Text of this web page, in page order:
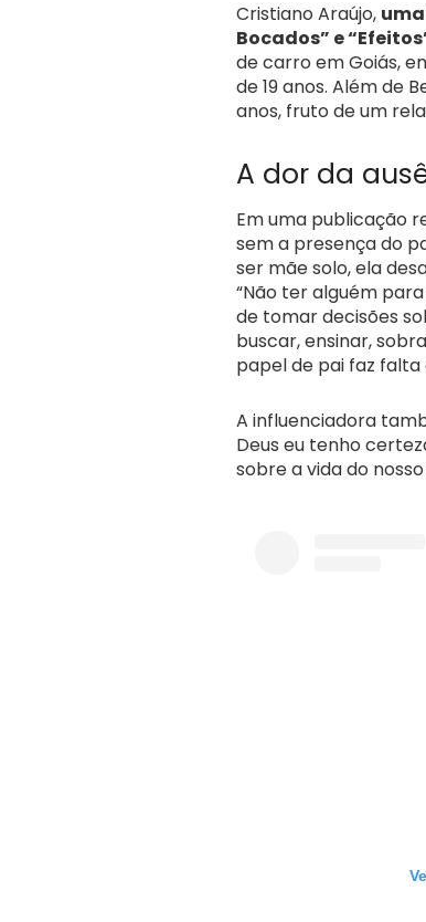
Cristiano Araújo,
Bocados” e
de carro em Goiás,
de 19 anos. Além de
anos, fruto de um
A dor da
Em uma publicação
sem a presença do
ser mãe solo, ela
“Não ter alguém
de tomar decisões
buscar, ensinar,
papel de pai faz falta
A influenciadora
Deus eu tenho
sobre a vida do nosso